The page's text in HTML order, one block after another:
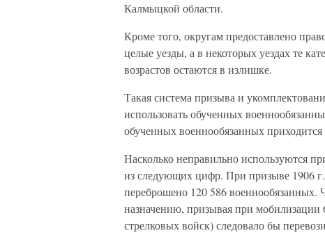
Калмыцкой области.
Кроме того, округам предоставлено
целые уезды, а в некоторых уездах те
возрастов остаются в излишке.
Такая система призыва и
использовать обученных
обученных военнообязанных приходится
Насколько неправильно используются
из следующих цифр. При призыве 1906
переброшено 120 586 военнообязанных.
назначению, призывая при мобилизации
стрелковых войск) следовало бы